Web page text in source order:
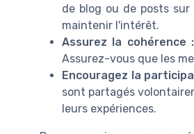
de blog ou de posts
maintenir l'intérêt.
Assurez la cohérence :
Assurez-vous que les
Encouragez la
sont partagés
leurs expériences.